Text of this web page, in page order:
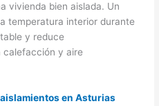
vivienda bien aislada. Un
temperatura interior durante
y reduce
calefacción y aire
en Asturias